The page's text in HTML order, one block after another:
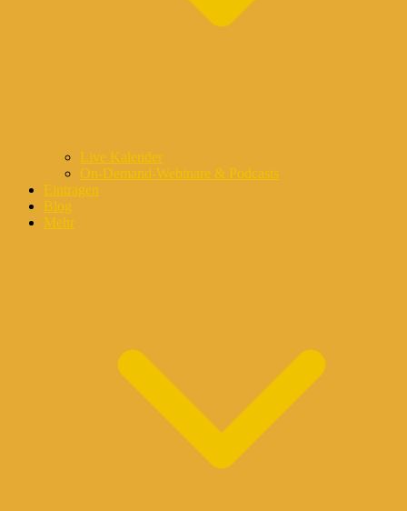
Live Kalender
On-Demand-Webinare & Podcasts
Eintragen
Blog
Mehr